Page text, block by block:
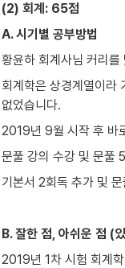
(2) 회계: 65점
A. 시기별 공부방법
황윤하 회계사님 커리를
회계학은 상경계열이라
없었습니다.
2019년 9월 시작 후 바
문풀 강의 수강 및 문풀
기본서 2회독 추가 및
B. 잘한 점, 아쉬운 점 (
2019년 1차 시험 회계